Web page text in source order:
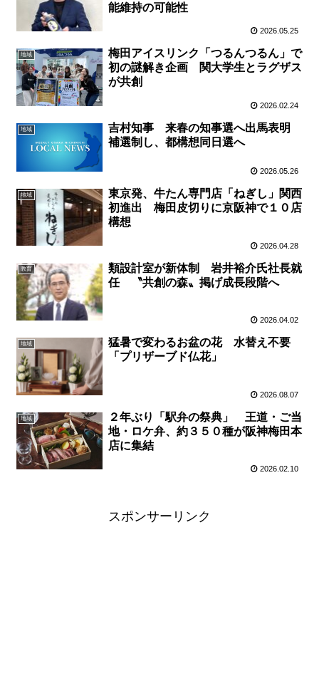
能維持の可能性
2026.05.25
地域
梅田アイスリンク「つるんつるん」で
初の謎解き企画 関大学生とラグザス
が共創
2026.02.24
地域
吉村知事 来春の知事選へ出馬表明
補選制し、都構想同日選へ
2026.05.26
地域
東京発、牛たん専門店「ねぎし」関西
初進出 梅田皮切りに京阪神で１０店
構想
2026.04.28
教育
類設計室が新体制 岩井裕介氏社長就
任 〝共創の森〟掲げ成長段階へ
2026.04.02
地域
猛暑で変わるお盆の花 水替え不要
「プリザーブド仏花」
2026.08.07
地域
２年ぶり「駅弁の祭典」 王道・ご当
地・ロケ弁、約３５０種が阪神梅田本
店に集結
2026.02.10
スポンサーリンク